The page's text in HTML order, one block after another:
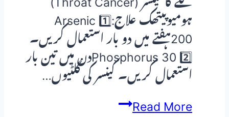
ہومیوپیتھک علاج:1️⃣ Arsenic
200ہفتے میں دو بار استعمال کریں۔
2️⃣ Phosphorus 30دن میں تین بار
استعمال کریں۔ کینسر کی گلٹیوں…
Read Moreگلے